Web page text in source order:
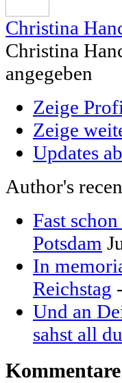
Christina
Christina
angegeben
Zeige
Zeige
Updates
Author's
Fast
Potsdam
In
Reichstag -
Und an
sahst all
Kommentare